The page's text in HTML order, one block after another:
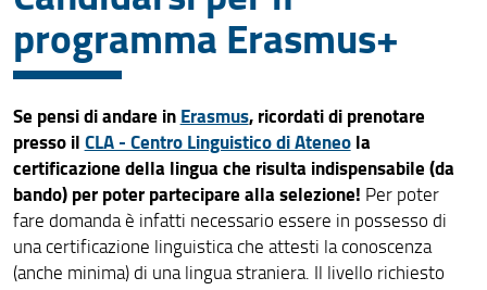
programma Erasmus+
Se pensi di andare in Erasmus, ricordati di prenotare
presso il CLA - Centro Linguistico di Ateneola
certificazione della lingua che risulta indispensabile (da
bando) per poter partecipare alla selezione! Per poter
fare domanda è infatti necessario essere in possesso di
una certificazione linguistica che attesti la conoscenza
(anche minima) di una lingua straniera. Il livello richiesto